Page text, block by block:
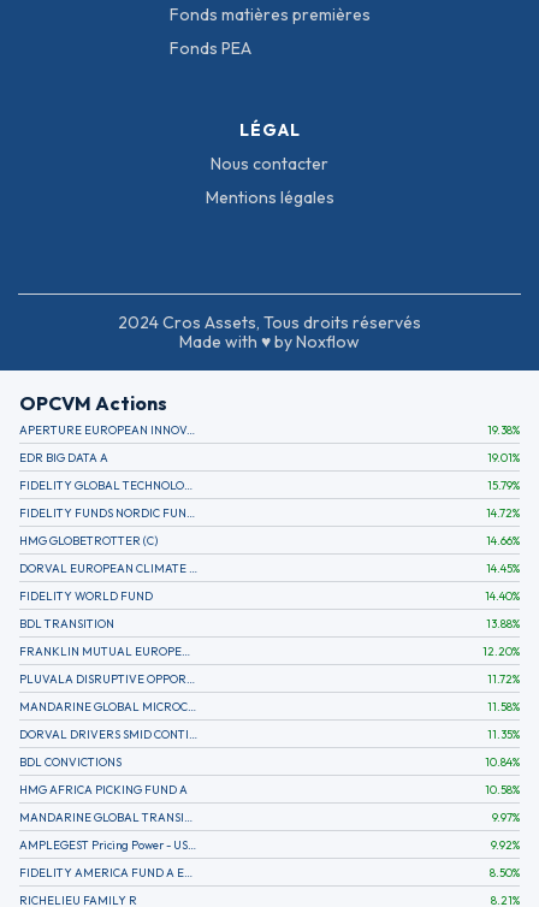
Fonds matières premières
Fonds PEA
LÉGAL
Nous contacter
Mentions légales
2024 Cros Assets, Tous droits réservés
Made with ♥ by Noxflow
OPCVM Actions
APERTURE EUROPEAN INNOVATION 19.38%
EDR BIG DATA A
19.01%
15.79%
14.72%
HMG GLOBETROTTER (C)
14.66%
14.45%
FIDELITY WORLD FUND
14.40%
BDL TRANSITION
13.88%
12.20%
11.72%
11.58%
11.35%
BDL CONVICTIONS
10.84%
HMG AFRICA PICKING FUND A
10.58%
9.97%
9.92%
8.50%
RICHELIEU FAMILY R
8.21%